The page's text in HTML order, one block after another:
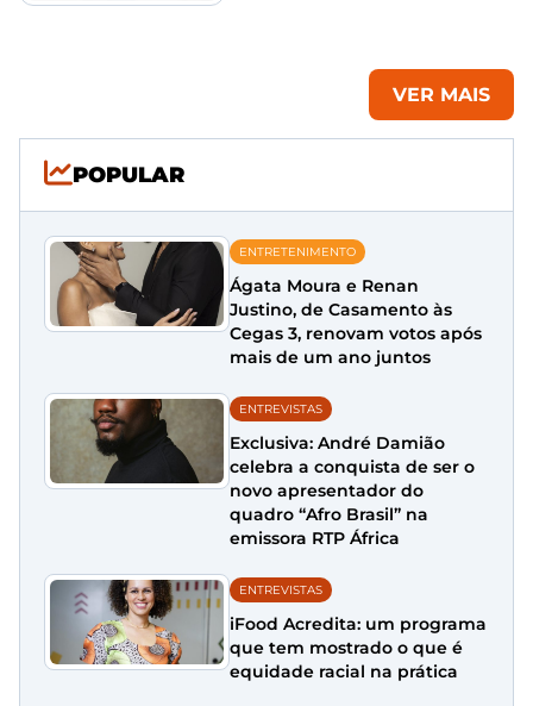
VER MAIS
POPULAR
ENTRETENIMENTO
Ágata Moura e Renan
Justino, de Casamento às
Cegas 3, renovam votos após
mais de um ano juntos
ENTREVISTAS
Exclusiva: André Damião
celebra a conquista de ser o
novo apresentador do
quadro “Afro Brasil” na
emissora RTP África
ENTREVISTAS
iFood Acredita: um programa
que tem mostrado o que é
equidade racial na prática